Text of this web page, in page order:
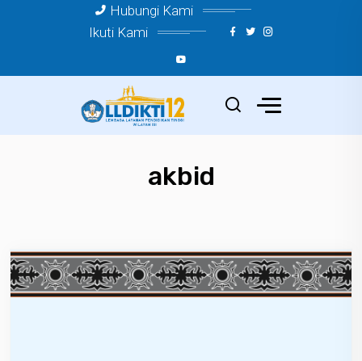
Hubungi Kami
Ikuti Kami
akbid